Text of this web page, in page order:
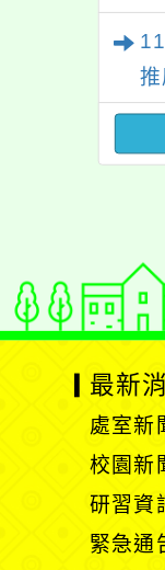
最新
處室新
校園新
研習資
緊急通